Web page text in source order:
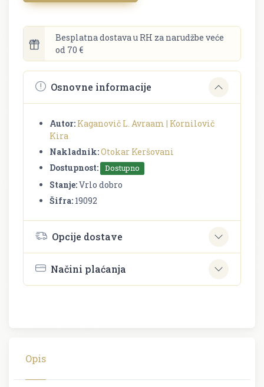
Besplatna dostava u RH za narudžbe veće
od 70 €
Osnovne informacije
Autor: Kaganovič L. Avraam | Kornilovič
Kira
Nakladnik:Otokar Keršovani
Dostupnost:
Dostupno
Stanje:Vrlo dobro
Šifra: 19092
Opcije dostave
Načini plaćanja
Opis